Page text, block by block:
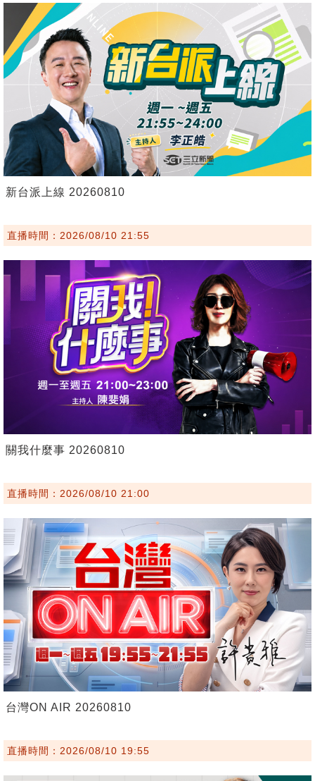
新台派上線 20260810
直播時間：2026/08/10 21:55
關我什麼事 20260810
直播時間：2026/08/10 21:00
台灣ON AIR 20260810
直播時間：2026/08/10 19:55